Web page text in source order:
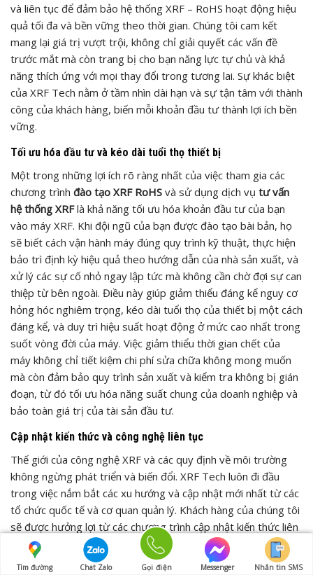
và liên tục để đảm bảo hệ thống XRF – RoHS hoạt động hiệu
quả tối đa và bền vững theo thời gian. Chúng tôi cam kết
mang lại giá trị vượt trội, không chỉ giải quyết các vấn đề
trước mắt mà còn trang bị cho bạn năng lực tự chủ và khả
năng thích ứng với mọi thay đổi trong tương lai. Sự khác biệt
của XRF Tech nằm ở tầm nhìn dài hạn và sự tận tâm với thành
công của khách hàng, biến mỗi khoản đầu tư thành lợi ích bền
vững.
Tối ưu hóa đầu tư và kéo dài tuổi thọ thiết bị
Một trong những lợi ích rõ ràng nhất của việc tham gia các
chương trình đào tạo XRF RoHS và sử dụng dịch vụ tư vấn
hệ thống XRFlà khả năng tối ưu hóa khoản đầu tư của bạn
vào máy XRF. Khi đội ngũ của bạn được đào tạo bài bản, họ
sẽ biết cách vận hành máy đúng quy trình kỹ thuật, thực hiện
bảo trì định kỳ hiệu quả theo hướng dẫn của nhà sản xuất, và
xử lý các sự cố nhỏ ngay lập tức mà không cần chờ đợi sự can
thiệp từ bên ngoài. Điều này giúp giảm thiểu đáng kể nguy cơ
hỏng hóc nghiêm trọng, kéo dài tuổi thọ của thiết bị một cách
đáng kể, và duy trì hiệu suất hoạt động ở mức cao nhất trong
suốt vòng đời của máy. Việc giảm thiểu thời gian chết của
máy không chỉ tiết kiệm chi phí sửa chữa không mong muốn
mà còn đảm bảo quy trình sản xuất và kiểm tra không bị gián
đoạn, từ đó tối ưu hóa năng suất chung của doanh nghiệp và
bảo toàn giá trị của tài sản đầu tư.
Cập nhật kiến thức và công nghệ liên tục
Thế giới của công nghệ XRF và các quy định về môi trường
không ngừng phát triển và biến đổi. XRF Tech luôn đi đầu
trong việc nắm bắt các xu hướng và cập nhật mới nhất từ các
tổ chức quốc tế và cơ quan quản lý. Khách hàng của chúng tôi
sẽ được hưởng lợi từ các chương trình cập nhật kiến thức liên
tục thông qua các khóa học nâng cao định kỳ, hội thảo chuyên
đề về các chủ đề nóng, và các bản tin kỹ thuật chi tiết. Chúng
Tìm đường Chat Zalo Gọi điện Messenger Nhắn tin SMS